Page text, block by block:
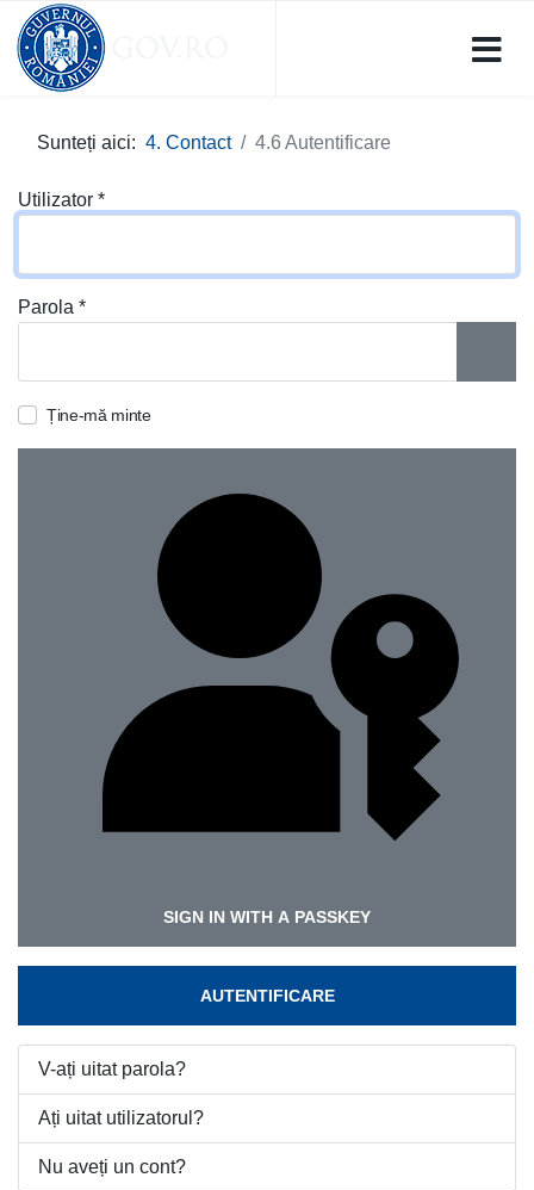
Sunteți aici: 4. Contact 4.6 Autentificare
Utilizator *
Parola *
Ține-mă minte
SIGN IN WITH A PASSKEY
AUTENTIFICARE
V-ați uitat parola?
Ați uitat utilizatorul?
Nu aveți un cont?